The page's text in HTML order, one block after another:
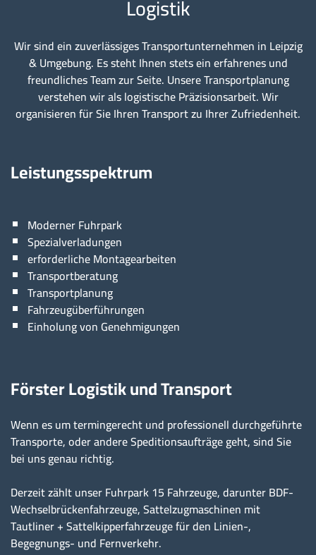
Logistik
Wir sind ein zuverlässiges Transportunternehmen in Leipzig
& Umgebung. Es steht Ihnen stets ein erfahrenes und
freundliches Team zur Seite. Unsere Transportplanung
verstehen wir als logistische Präzisionsarbeit. Wir
organisieren für Sie Ihren Transport zu Ihrer Zufriedenheit.
Leistungsspektrum
Moderner Fuhrpark
Spezialverladungen
erforderliche Montagearbeiten
Transportberatung
Transportplanung
Fahrzeugüberführungen
Einholung von Genehmigungen
Förster Logistik und Transport
Wenn es um termingerecht und professionell durchgeführte
Transporte, oder andere Speditionsaufträge geht, sind Sie
bei uns genau richtig.
Derzeit zählt unser Fuhrpark 15 Fahrzeuge, darunter BDF-
Wechselbrückenfahrzeuge, Sattelzugmaschinen mit
Tautliner + Sattelkipperfahrzeuge für den Linien-,
Begegnungs- und Fernverkehr.